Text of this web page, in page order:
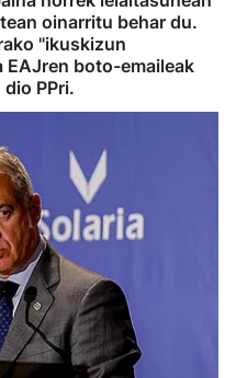
oinarritu behar du.
"ikuskizun
EAJren boto-emaileak
PPri.